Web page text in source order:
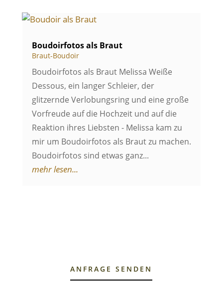
Boudoirfotos als Braut
Braut-Boudoir
Boudoirfotos als Braut Melissa Weiße
Dessous, ein langer Schleier, der
glitzernde Verlobungsring und eine große
Vorfreude auf die Hochzeit und auf die
Reaktion ihres Liebsten - Melissa kam zu
mir um Boudoirfotos als Braut zu machen.
Boudoirfotos sind etwas ganz...
mehr lesen...
ANFRAGE SENDEN